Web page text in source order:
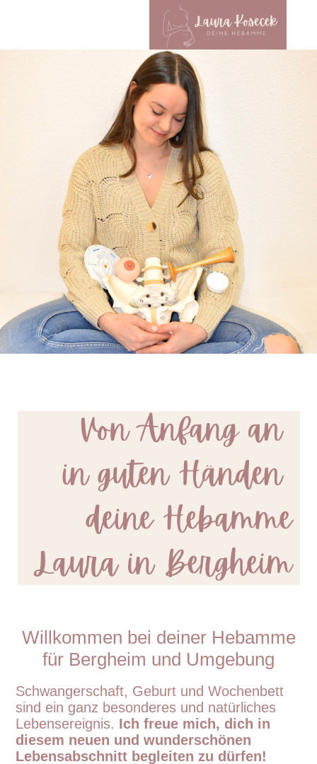
Willkommen bei deiner Hebamme
für Bergheim und Umgebung
Schwangerschaft, Geburt und Wochenbett
sind ein ganz besonderes und natürliches
Lebensereignis. Ich freue mich, dich in
diesem neuen und wunderschönen
Lebensabschnitt begleiten zu dürfen!